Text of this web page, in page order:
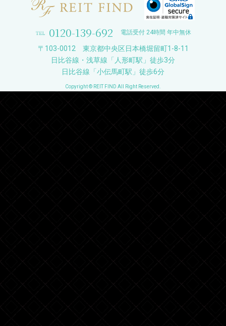
0120-139-692 電話受付 24時間 年中無休
〒103-0012 東京都中央区日本橋堀留町1-8-11
日比谷線・浅草線「人形町駅」徒歩3分
日比谷線「小伝馬町駅」徒歩6分
Copyright © REIT FIND All Right Reserved.